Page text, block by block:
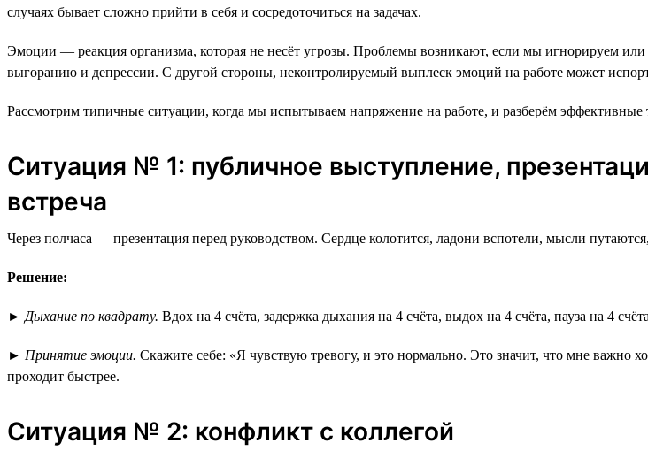
случаях бывает сложно прийти в себя и сосредоточиться на задачах.
Эмоции — реакция организма, которая не несёт угрозы. Проблемы возникают, если мы игнорируем
выгоранию и депрессии. С другой стороны, неконтролируемый выплеск эмоций на работе может
Рассмотрим типичные ситуации, когда мы испытываем напряжение на работе, и разберём
Ситуация № 1: публичное выступление,
встреча
Через полчаса — презентация перед руководством. Сердце колотится, ладони вспотели, мысли
Решение:
► Дыхание по квадрату. Вдох на 4 счёта, задержка дыхания на 4 счёта, выдох на 4 счёта, пауза на 4
► Принятие эмоции. Скажите себе: «Я чувствую тревогу, и это нормально. Это значит, что мне важно
проходит быстрее.
Ситуация № 2: конфликт с коллегой